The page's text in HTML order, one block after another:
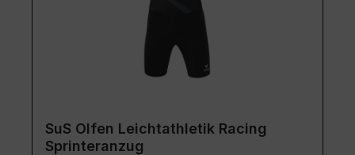
SuS Olfen Leichtathletik Racing
Sprinteranzug